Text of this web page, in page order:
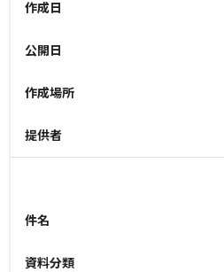
作成日
公開日
作成場所
提供者
件名
資料分類